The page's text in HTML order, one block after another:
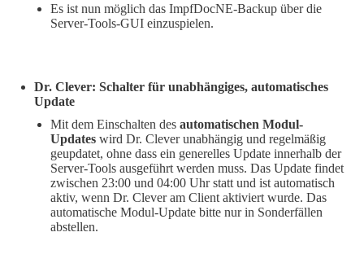
Es ist nun möglich das ImpfDocNE-Backup über die
Server-Tools-GUI einzuspielen.
Dr. Clever: Schalter für unabhängiges, automatisches
Update
Mit dem Einschalten des automatischen Modul-
Updates wird Dr. Clever unabhängig und regelmäßig
geupdatet, ohne dass ein generelles Update innerhalb der
Server-Tools ausgeführt werden muss. Das Update findet
zwischen 23:00 und 04:00 Uhr statt und ist automatisch
aktiv, wenn Dr. Clever am Client aktiviert wurde. Das
automatische Modul-Update bitte nur in Sonderfällen
abstellen.